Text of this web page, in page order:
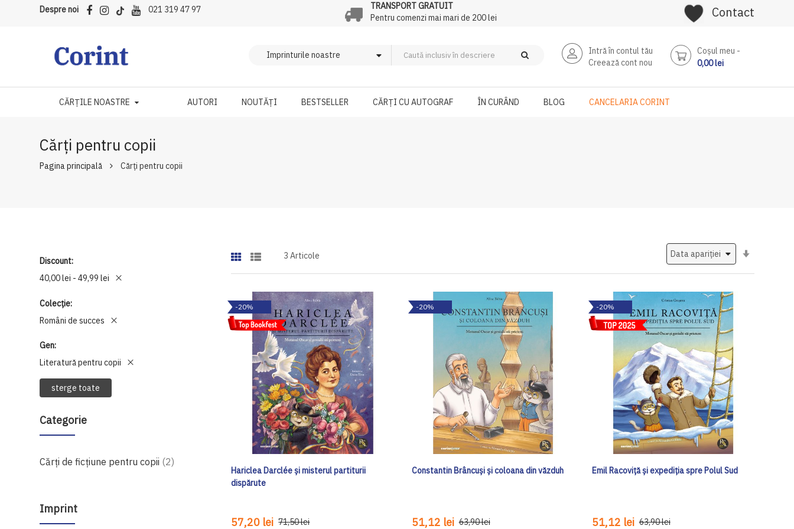
Despre noi 021 319 47 97
TRANSPORT GRATUIT
Pentru comenzi mai mari de 200 lei
Contact
Intră în contul tău
Creează cont nou
Coşul meu
0,00 lei
CĂRȚILE NOASTRE AUTORI NOUTĂȚI BESTSELLER CĂRȚI CU AUTOGRAF ÎN CURÂND BLOG CANCELARIA CORINT
Cărți pentru copii
Pagina principală Cărți pentru copii
Discount
40,00 lei - 49,99 lei
Colecție
Români de succes
Gen
Literatură pentru copii
sterge toate
Categorie
Cărți de ficțiune pentru copii 2produse
Imprint
3 Articole
-20%
Hariclea Darclée și misterul partiturii
dispărute
57,20 lei 71,50 lei
-20%
Constantin Brâncuși și coloana din văzduh
51,12 lei 63,90 lei
-20%
Emil Racoviță și expediția spre Polul Sud
51,12 lei 63,90 lei